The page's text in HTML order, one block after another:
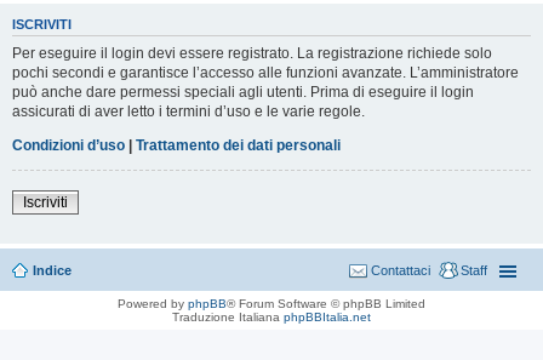
ISCRIVITI
Per eseguire il login devi essere registrato. La registrazione richiede solo
pochi secondi e garantisce l’accesso alle funzioni avanzate. L’amministratore
può anche dare permessi speciali agli utenti. Prima di eseguire il login
assicurati di aver letto i termini d’uso e le varie regole.
Condizioni d’uso | Trattamento dei dati personali
Iscriviti
Indice Staff
Contattaci
Powered by phpBB® Forum Software © phpBB Limited
Traduzione Italiana phpBBItalia.net